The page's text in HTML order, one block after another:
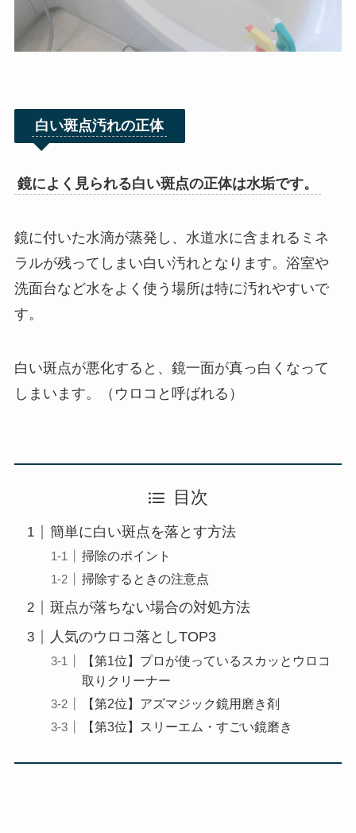
白い斑点汚れの正体
鏡によく見られる白い斑点の正体は水垢です。
鏡に付いた水滴が蒸発し、水道水に含まれるミネ
ラルが残ってしまい白い汚れとなります。浴室や
洗面台など水をよく使う場所は特に汚れやすいで
す。
白い斑点が悪化すると、鏡一面が真っ白くなって
しまいます。（ウロコと呼ばれる）
目次
簡単に白い斑点を落とす方法
掃除のポイント
掃除するときの注意点
斑点が落ちない場合の対処方法
人気のウロコ落としTOP3
【第1位】プロが使っているスカッとウロコ
取りクリーナー
【第2位】アズマジック鏡用磨き剤
【第3位】スリーエム・すごい鏡磨き